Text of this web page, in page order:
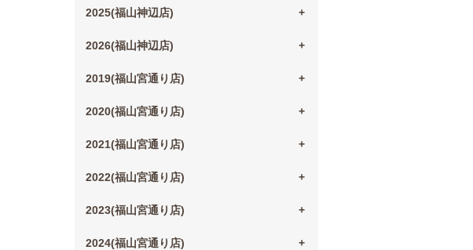
2025(福山神辺店)
2026(福山神辺店)
2019(福山宮通り店)
2020(福山宮通り店)
2021(福山宮通り店)
2022(福山宮通り店)
2023(福山宮通り店)
2024(福山宮通り店)